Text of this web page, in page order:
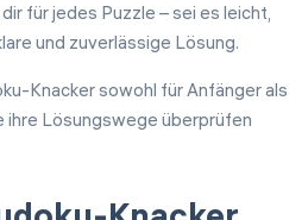
für jedes Puzzle – sei es leicht,
und zuverlässige Lösung.
Knacker sowohl für Anfänger als
ihre Lösungswege überprüfen